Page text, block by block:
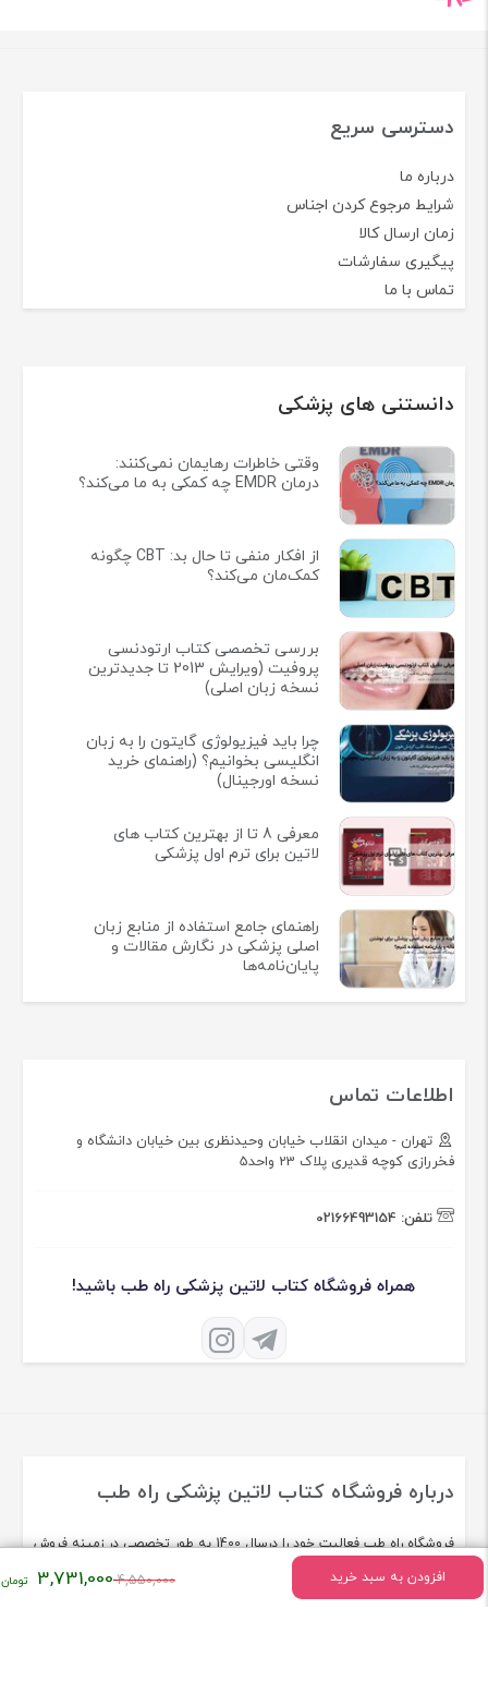
افزودن به سبد خرید 4,550,000قیمت
3,731,000
دسترسی سریع
درباره ما
شرایط مرجوع کردن اجناس
زمان ارسال کالا
پیگیری سفارشات
تماس با ما
دانستنی های پزشکی
وقتی خاطرات رهایمان نمی‌کنند:
درمان EMDR چه کمکی به ما می‌کند؟
از افکار منفی تا حال بد: CBT چگونه
کمک‌مان می‌کند؟
بررسی تخصصی کتاب ارتودنسی
پروفیت (ویرایش 2013 تا جدیدترین
نسخه زبان اصلی)
چرا باید فیزیولوژی گایتون را به زبان
انگلیسی بخوانیم؟ (راهنمای خرید
نسخه اورجینال)
معرفی 8 تا از بهترین کتاب های
لاتین برای ترم اول پزشکی
راهنمای جامع استفاده از منابع زبان
اصلی پزشکی در نگارش مقالات و
پایان‌نامه‌ها
اطلاعات تماس
تهران - میدان انقلاب خیابان وحیدنظری بین خیابان دانشگاه و
فخررازی کوچه قدیری پلاک 23 واحد5
تلفن: 02166493154
همراه فروشگاه کتاب لاتین پزشکی راه طب باشید!
درباره فروشگاه کتاب لاتین پزشکی راه طب
فروشگاه راه طب فعالیت خود را درسال 1400 به طور تخصصی در زمینه فروش
کتاب لاتین پزشکی شروع کرد.